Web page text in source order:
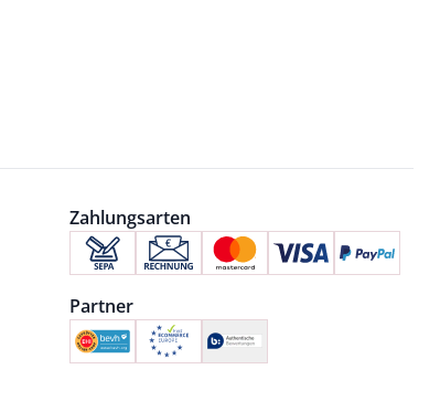
Zahlungsarten
Partner